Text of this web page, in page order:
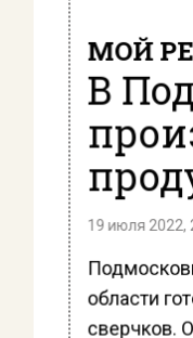
МОЙ
В
19 июля 2022,
области
сверчков.